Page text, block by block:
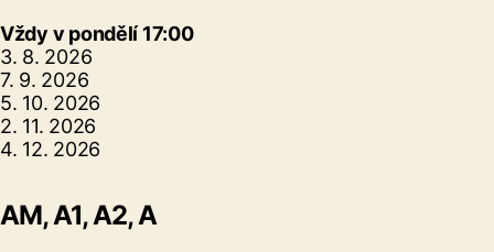
Vždy v pondělí 17:00
3. 8. 2026
7. 9. 2026
5. 10. 2026
2. 11. 2026
4. 12. 2026
AM, A1, A2, A